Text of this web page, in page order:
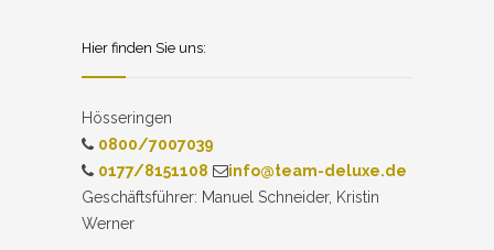
Hier finden Sie uns:
Hösseringen
0800/7007039
0177/8151108
info@team-deluxe.de
Geschäftsführer: Manuel Schneider, Kristin
Werner